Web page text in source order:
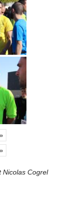
»
»
Nicolas Cogrel